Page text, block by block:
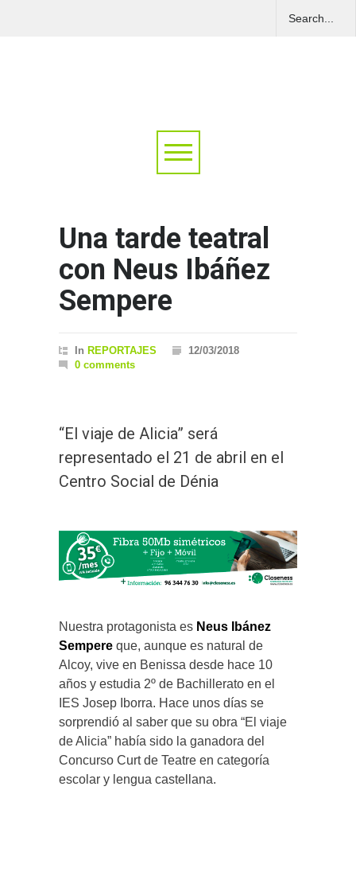
Una tarde teatral
con Neus Ibáñez
Sempere
In REPORTAJES
12/03/2018
0 comments
“El viaje de Alicia” será
representado el 21 de abril en el
Centro Social de Dénia
Nuestra protagonista es Neus Ibánez
Sempere que, aunque es natural de
Alcoy, vive en Benissa desde hace 10
años y estudia 2º de Bachillerato en el
IES Josep Iborra. Hace unos días se
sorprendió al saber que su obra “El viaje
de Alicia” había sido la ganadora del
Concurso Curt de Teatre en categoría
escolar y lengua castellana.